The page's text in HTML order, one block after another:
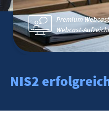
Premium Webcast
Webcast-
NIS2